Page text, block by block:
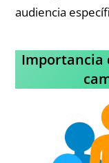
audiencia
Importancia